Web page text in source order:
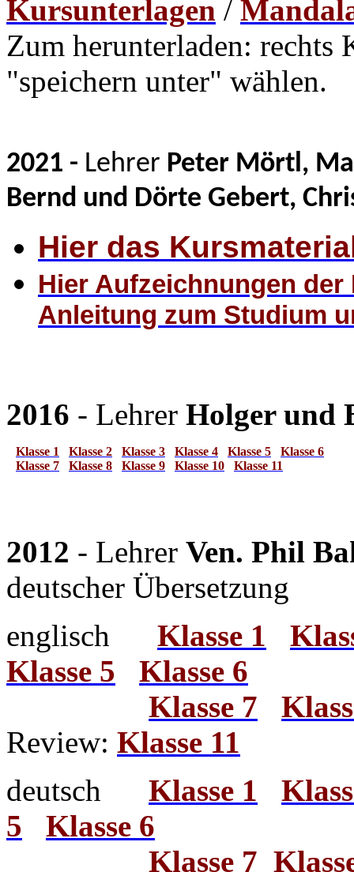
Kursunterlagen /
Zum herunterladen:
"speichern unter" wählen.
2021 - Lehrer Peter Mörtl,
Bernd und Dörte Gebert,
Hier das
Hier Aufzeichnungen
Anleitung zum Studium
2016 - Lehrer Holger und
Klasse 1 Klasse 2 Klasse 3 Klasse 4 Klasse 5
Klasse 6
Klasse 7
Klasse 8 Klasse 9 Klasse 10 Klasse 11
2012 - Lehrer Ven. Phil
deutscher Übersetzung
englisch
Klasse 1
Klasse 5
Klasse 6
Klasse 7
Review: Klasse 11
deutsch Klasse 1
5
Klasse 6
Klasse 7